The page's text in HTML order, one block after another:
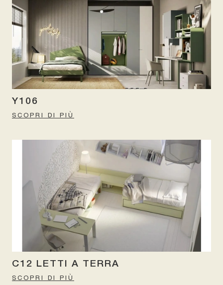
Y106
SCOPRI DI PIÙ
C12 LETTI A TERRA
SCOPRI DI PIÙ